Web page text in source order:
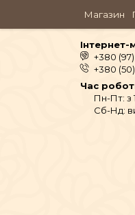
Магазин
Інтернет-
+380
+380
Час
Пн-Пт: з
Сб-Нд: